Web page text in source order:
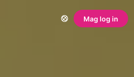
Mag log in